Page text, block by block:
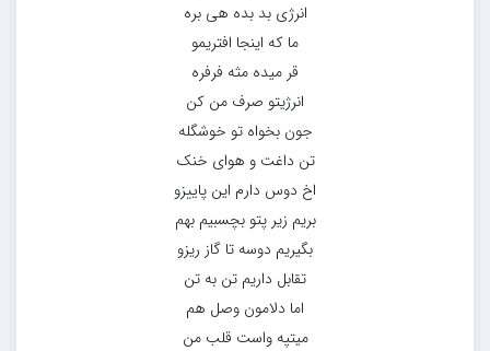
انرژی بد بده هی بره
ما که اینجا افتریمو
قر میده مثه فرفره
انرژیتو صرف من کن
جون بخواه تو خوشگله
تن داغت و هوای خنک
اخ دوس دارم این پاییزو
بریم زیر پتو بچسبیم بهم
بگیریم دوسه تا گاز ریزو
تقابل داریم تن به تن
اما دلامون وصل هم
میتپه واست قلب من